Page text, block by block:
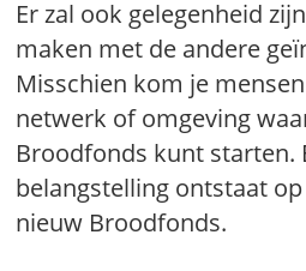
Er zal ook gelegenheid
maken met de andere
Misschien kom je
netwerk of omgeving
Broodfonds kunt starten.
belangstelling ontstaat
nieuw Broodfonds.